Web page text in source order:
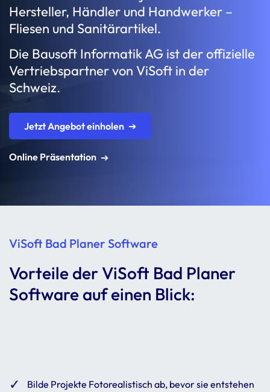
Hersteller, Händler und Hand­werker –
Fliesen und Sani­tärar­tikel.
Die Bausoft Infor­matik AG ist der offi­zi­elle
Vertriebs­partner von ViSoft in der
Schweiz.
Jetzt Angebot einholen
Online Präsentation
ViSoft Bad Planer Software
Vorteile der ViSoft Bad Planer
Software auf einen Blick:
Bilde Projekte Fotorealistisch ab, bevor sie entstehen